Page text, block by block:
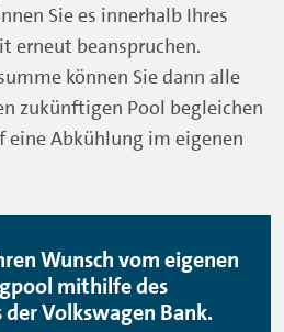
Sie es innerhalb Ihres
erneut beanspruchen.
können Sie dann alle
zukünftigen Pool begleichen
eine Abkühlung im eigenen
Wunsch vom eigenen
mithilfe des
Volkswagen Bank.